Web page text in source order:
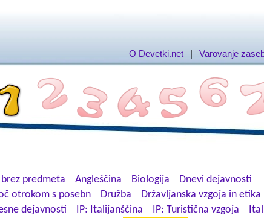
O Devetki.net | Varovanje
brez predmeta Angleščina Biologija
Dnevi dejavnosti
otrokom s posebn
Družba Državljanska vzgoja in etika
dejavnosti IP: Italijanščina IP: Turistična vzgoja